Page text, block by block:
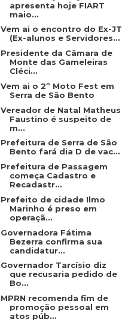
apresenta hoje FIART
maio...
Vem ai o encontro do Ex-JT
(Ex-alunos e Servidores...
Presidente da Câmara de
Monte das Gameleiras
Cléci...
Vem ai o 2º Moto Fest em
Serra de São Bento
Vereador de Natal Matheus
Faustino é suspeito de
m...
Prefeitura de Serra de São
Bento fará dia D de vac...
Prefeitura de Passagem
começa Cadastro e
Recadastr...
Prefeito de cidade Ilmo
Marinho é preso em
operaçã...
Governadora Fátima
Bezerra confirma sua
candidatur...
Governador Tarcísio diz
que recusaria pedido de
Bo...
MPRN recomenda fim de
promoção pessoal em
atos púb...